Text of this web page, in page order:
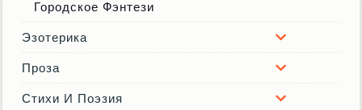
Городское Фэнтези
Эзотерика
Проза
Стихи И Поэзия